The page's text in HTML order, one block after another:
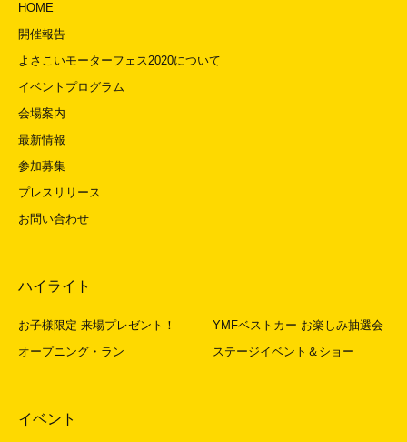
HOME
開催報告
よさこいモーターフェス2020について
イベントプログラム
会場案内
最新情報
参加募集
プレスリリース
お問い合わせ
ハイライト
お子様限定 来場プレゼント！
YMFベストカー お楽しみ抽選会
オープニング・ラン
ステージイベント＆ショー
イベント